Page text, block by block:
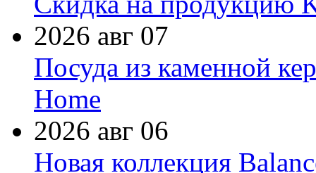
2026 авг 07
Посуда из каменной
Home
2026 авг 06
Новая коллекция